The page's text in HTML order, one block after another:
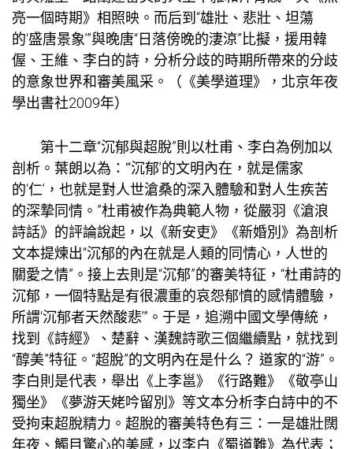
亮一個時期》相照映。而后到“雄壯、悲壯、坦蕩
的‘盛唐景象’”與晚唐“日落傍晚的淒涼”比擬，援用韓
偓、王維、李白的詩，分析分歧的時期所帶來的分歧
的意象世界和審美風采。（《美學道理》，北京年夜
學出書社2009年）
第十二章“沉郁與超脫”則以杜甫、李白為例加以
剖析。葉朗以為：“‘沉郁’的文明內在，就是儒家
的‘仁’，也就是對人世滄桑的深入體驗和對人生疾苦
的深摯同情。”杜甫被作為典範人物，從嚴羽《滄浪
詩話》的評論說起，以《新安吏》《新婚別》為剖析
文本提煉出“沉郁的內在就是人類的同情心，人世的
關愛之情”。接上去則是“沉郁”的審美特征，“杜甫詩的
沉郁，一個特點是有很濃重的哀怨郁憤的感情體驗，
所謂‘沉郁者天然酸悲’”。于是，追溯中國文學傳統，
找到《詩經》、楚辭、漢魏詩歌三個繼續點，就找到
“醇美”特征。“超脫”的文明內在是什么？ 道家的“游”。
李白則是代表，舉出《上李邕》《行路難》《敬亭山
獨坐》《夢游天姥吟留別》等文本分析李白詩中的不
受拘束超脫精力。超脫的審美特色有三：一是雄壯闊
年夜、觸目驚心的美感，以李白《蜀道難》為代表；